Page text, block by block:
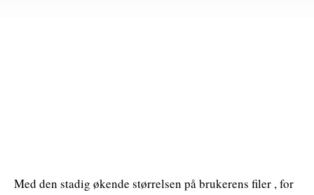
Med den stadig økende størrelsen på brukerens filer , for